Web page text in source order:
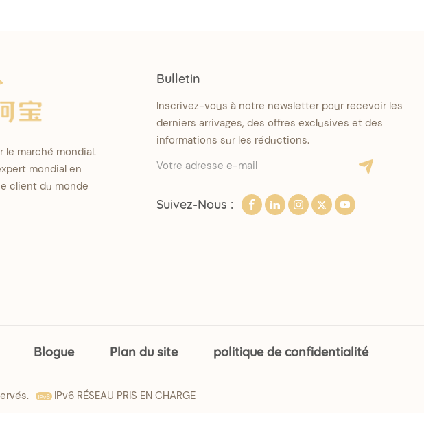
le marché mondial.
mondial en
client du monde
Bulletin
Inscrivez-vous à notre newsletter pour recevoir les
derniers arrivages, des offres exclusives et des
informations sur les réductions.
Suivez-Nous :
Blogue Plan du site
politique de confidentialité
IPv6 RÉSEAU PRIS EN CHARGE